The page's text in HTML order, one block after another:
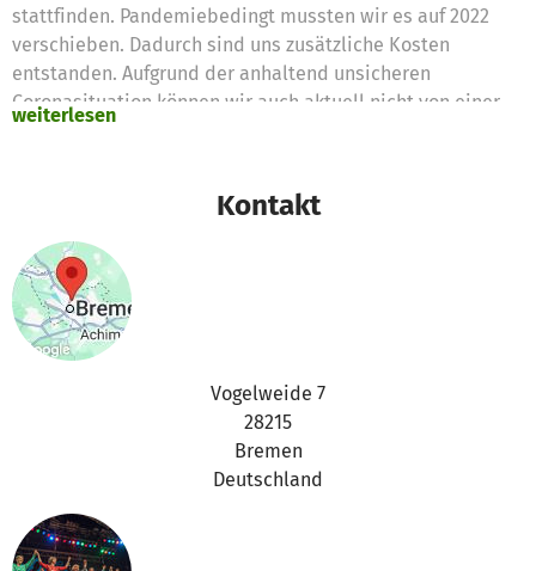
stattfinden. Pandemiebedingt mussten wir es auf 2022
verschieben. Dadurch sind uns zusätzliche Kosten
entstanden. Aufgrund der anhaltend unsicheren
Coronasituation können wir auch aktuell nicht von einer
Kostensteigerungen bei verschiedenen Positionen und ein
erforderlicher hoher Hygieneaufwand unsere
Projektkalkulation beeinflusst, so dass ein
pademiebedingter Fehlbetrag entstanden ist. Es ist uns
wichtig dennoch die Ticketpreise auf einem Niveau zu
halten, das einem breiten Publikum die Teilnahme
ermöglicht und wir möchten die Teilnahmegebühren der
Chöre und Sänger*innen konstant halten.
Mit euren Spenden unterstützt ihr uns dabei, dass das
Festival wie ursprünglich geplant kostendeckend
Denn mit diesem einzigartigen Festival möchten wir, der
weiterlesen
Kontakt
Vogelweide 7
28215
Bremen
Deutschland